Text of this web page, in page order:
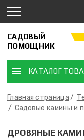
САДОВЫЙ
ПОМОЩНИК
КАТАЛОГ
Главная страница
Садовые камины и
ДРОВЯНЫЕ